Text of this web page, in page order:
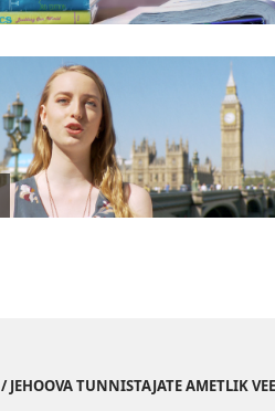
/ JEHOOVA TUNNISTAJATE AMETLIK